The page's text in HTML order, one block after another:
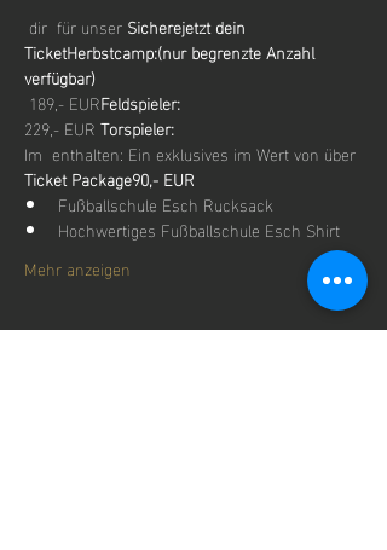
dir für unser Sicherejetzt dein
TicketHerbstcamp:(nur begrenzte Anzahl
verfügbar)
189,- EURFeldspieler:
229,- EUR Torspieler:
Im enthalten: Ein exklusives im Wert von über
Ticket Package90,- EUR
Fußballschule Esch Rucksack
Hochwertiges Fußballschule Esch Shirt
Mehr anzeigen